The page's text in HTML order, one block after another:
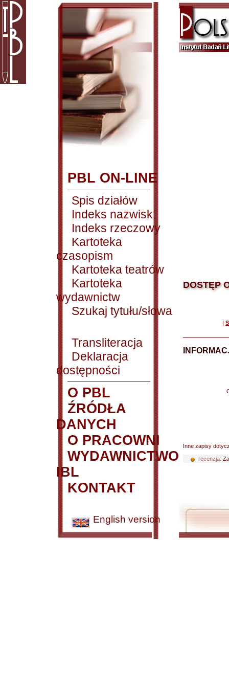
PBL ON-LINE
Spis działów
Indeks nazwisk
Indeks rzeczowy
Kartoteka
czasopism
Kartoteka teatrów
Kartoteka
wydawnictw
Szukaj tytułu/słowa
Transliteracja
Deklaracja
dostępności
O PBL
ŹRÓDŁA
DANYCH
O PRACOWNI
WYDAWNICTWO
IBL
KONTAKT
English version
DOSTĘP
|
Inne zapisy
recenzja: